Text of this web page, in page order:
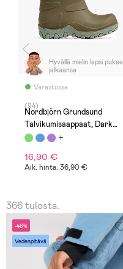
Varastossa
Hyvällä mielin lapsi pukee
jalkaansa
(94)
Nordbjörn Grundsund
Talvikumisaappaat, Dark
Olive
16,90 €
Aik. hinta: 36,90 €
366 tulosta.
-46%
Vedenpitävä